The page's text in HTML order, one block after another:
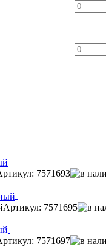
7571693
Артикул: 7571695
7571697